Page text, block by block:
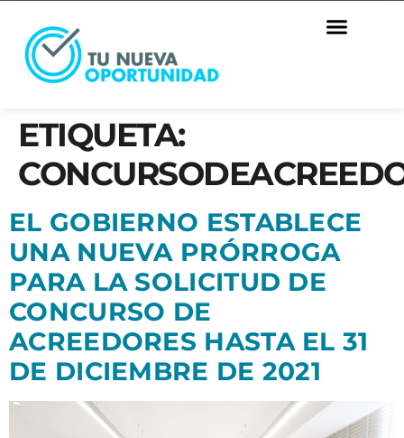
ETIQUETA:
EL GOBIERNO ESTABLECE
UNA NUEVA PRÓRROGA
PARA LA SOLICITUD DE
CONCURSO DE
ACREEDORES HASTA EL 31
DE DICIEMBRE DE 2021